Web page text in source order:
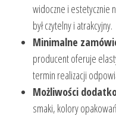
widoczne i estetycznie
był czytelny i atrakcyjny.
Minimalne
producent oferuje
termin realizacji
Możliwości
smaki, kolory